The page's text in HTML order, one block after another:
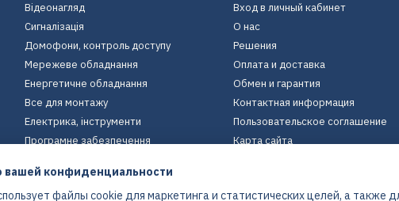
Відеонагляд
Сигналізація
Домофони, контроль доступу
Мережеве обладнання
Енергетичне обладнання
Все для монтажу
Електрика, інструменти
Програмне забезпечення
Екіпірування
Енергетичне обладнання
Вход в личный кабинет
О нас
Решения
Оплата и доставка
Обмен и гарантия
Контактная информация
Пользовательское соглашение
Карта сайта
вашей конфиденциальности
файлы cookie для маркетинга и статистических целей, а также